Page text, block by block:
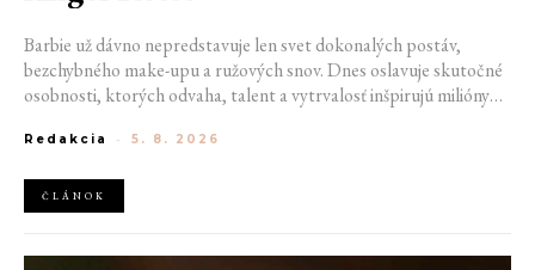
Barbie už dávno nepredstavuje len svet dokonalých postáv,
bezchybného make-upu a ružových snov. Dnes oslavuje skutočné
osobnosti, ktorých odvaha, talent a vytrvalosť inšpirujú milióny
Angel Reese, jednej z najvýraznejších tvárí ženského športu.
nezameniteľnému osobnému štýlu sa stala symbolom
sebavedomia, autenticity a odvahy ísť vlastnou cestou.
Redakcia - 5. 8. 2026
ČLÁNOK